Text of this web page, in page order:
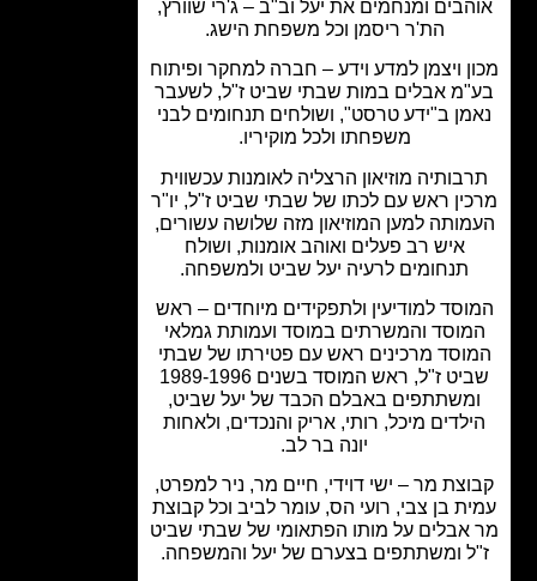
ומנחמים את יעל וב"ב – ג'רי שוורץ,
הת'ר ריסמן וכל משפחת הישג.
ויצמן למדע וידע – חברה למחקר ופיתוח
אבלים במות שבתי שביט ז"ל, לשעבר
ב"ידע טרסט", ושולחים תנחומים לבני
משפחתו ולכל מוקיריו.
מוזיאון הרצליה לאומנות עכשווית
ראש עם לכתו של שבתי שביט ז"ל, יו"ר
למען המוזיאון מזה שלושה עשורים,
איש רב פעלים ואוהב אומנות, ושולח
תנחומים לרעיה יעל שביט ולמשפחה.
למודיעין ולתפקידים מיוחדים – ראש
והמשרתים במוסד ועמותת גמלאי
מרכינים ראש עם פטירתו של שבתי
שביט ז"ל, ראש המוסד בשנים 1989-1996
באבלם הכבד של יעל שביט,
מיכל, רותי, אריק והנכדים, ולאחות
יונה בר לב.
מר – ישי דוידי, חיים מר, ניר למפרט,
בן צבי, רועי הס, עומר לביב וכל קבוצת
על מותו הפתאומי של שבתי שביט
ומשתתפים בצערם של יעל והמשפחה.